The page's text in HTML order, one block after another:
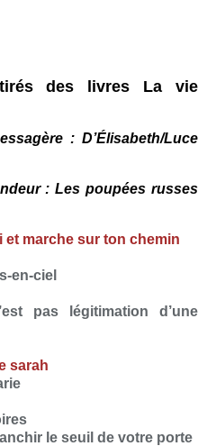
des livres La vie
: D’Élisabeth/Luce
: Les poupées russes
et marche sur ton chemin
en-ciel
pas légitimation d’une
sarah
le seuil de votre porte